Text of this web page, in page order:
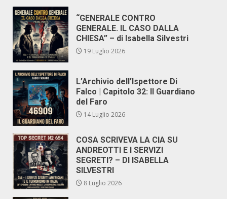
“GENERALE CONTRO
GENERALE. IL CASO DALLA
CHIESA” – di Isabella Silvestri
19 Luglio 2026
L’Archivio dell’Ispettore Di
Falco | Capitolo 32: Il Guardiano
del Faro
14 Luglio 2026
COSA SCRIVEVA LA CIA SU
ANDREOTTI E I SERVIZI
SEGRETI? – DI ISABELLA
SILVESTRI
8 Luglio 2026